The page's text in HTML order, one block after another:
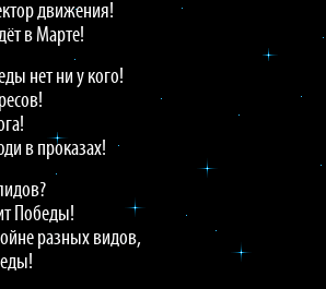
движения!
в Марте!
нет ни у кого!
в проказах!
Победы!
разных видов,